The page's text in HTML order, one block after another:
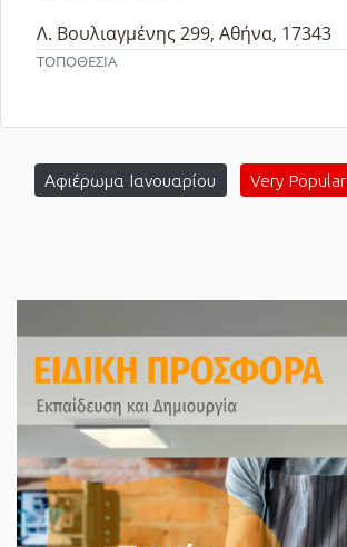
ΤΟΠΟΘΕΣΙΑ
Λ. Βουλιαγμένης 299, Αθήνα, 17343
Αφιέρωμα Ιανουαρίου Very Popular